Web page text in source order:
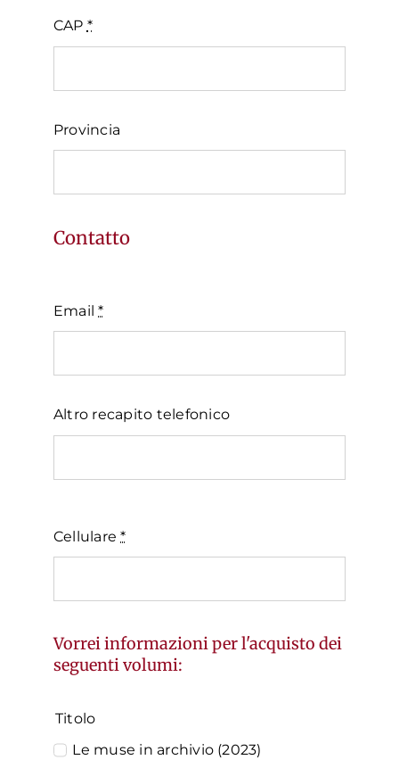
CAP *
Provincia
Contatto
Email*
Altro recapito telefonico
Cellulare*
Vorrei informazioni per l'acquisto dei
seguenti volumi:
Titolo
Le muse in archivio (2023)